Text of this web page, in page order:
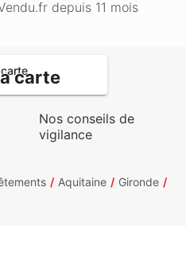
depuis 11 mois
carte
Nos conseils de
vigilance
Aquitaine
Gironde